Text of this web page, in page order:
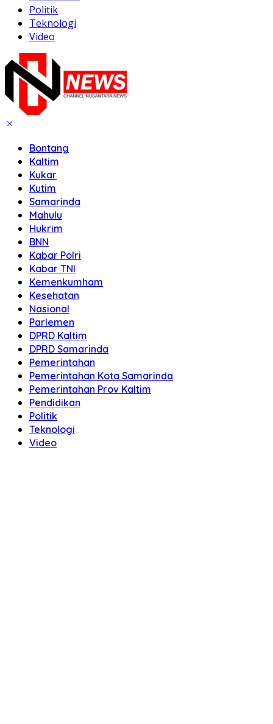
Politik
Teknologi
Video
Bontang
Kaltim
Kukar
Kutim
Samarinda
Mahulu
Hukrim
BNN
Kabar Polri
Kabar TNI
Kemenkumham
Kesehatan
Nasional
Parlemen
DPRD Kaltim
DPRD Samarinda
Pemerintahan
Pemerintahan Kota Samarinda
Pemerintahan Prov Kaltim
Pendidikan
Politik
Teknologi
Video